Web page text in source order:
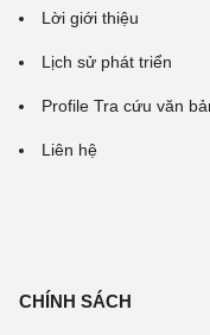
Lời giới thiệu
Lịch sử phát triển
Profile Tra cứu văn
Liên hệ
CHÍNH SÁCH